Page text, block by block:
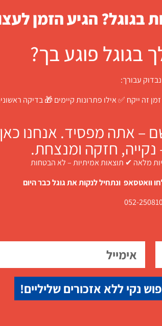
בגוגל? הגיע הזמן
בגוגל פוגע בך?
עבורך:
זה ייקח ✅ אילו פתרונות קיימים 🎁 בדיקה
– אתה מפסיד. אנחנו
חזקה ומנצחת.
מלאה ✔ תוצאות אמיתיות – לא הבטחות
וואטסאפ ונתחיל לנקות את גוגל כבר היום
נקי ללא אזכורים שליליים!